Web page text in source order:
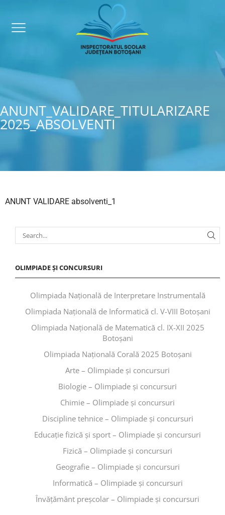
ANUNT_VALIDARE_TITULARIZARE
2025_ABSOLVENTI
ANUNT VALIDARE absolventi_1
OLIMPIADE ȘI CONCURSURI
Olimpiada Națională de Interpretare Instrumentală
Olimpiada Națională de Informatică cl. V-VIII Botoșani
Olimpiada Națională de Matematică cl. IX-XII 2025
Botoșani
Olimpiada Națională Corală 2025 Botoșani
Arte – Olimpiade și concursuri
Biologie – Olimpiade și concursuri
Chimie – Olimpiade și concursuri
Discipline tehnice – Olimpiade și concursuri
Educaţie fizică şi sport – Olimpiade și concursuri
Fizică – Olimpiade și concursuri
Geografie – Olimpiade și concursuri
Informatică – Olimpiade și concursuri
Învăţământ preşcolar – Olimpiade și concursuri